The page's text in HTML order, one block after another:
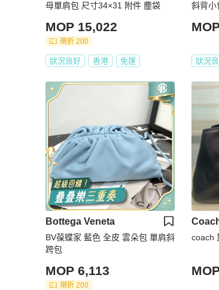
母單肩包 尺寸34×31 附件 塵袋
MOP 15,022
現折 200
狀況良好 香港 免運
斜背小
狀況
Bottega Veneta
BV葆蝶家 藍色 全皮 雲朵包 單肩斜
跨包
MOP 6,113
現折 200
coach